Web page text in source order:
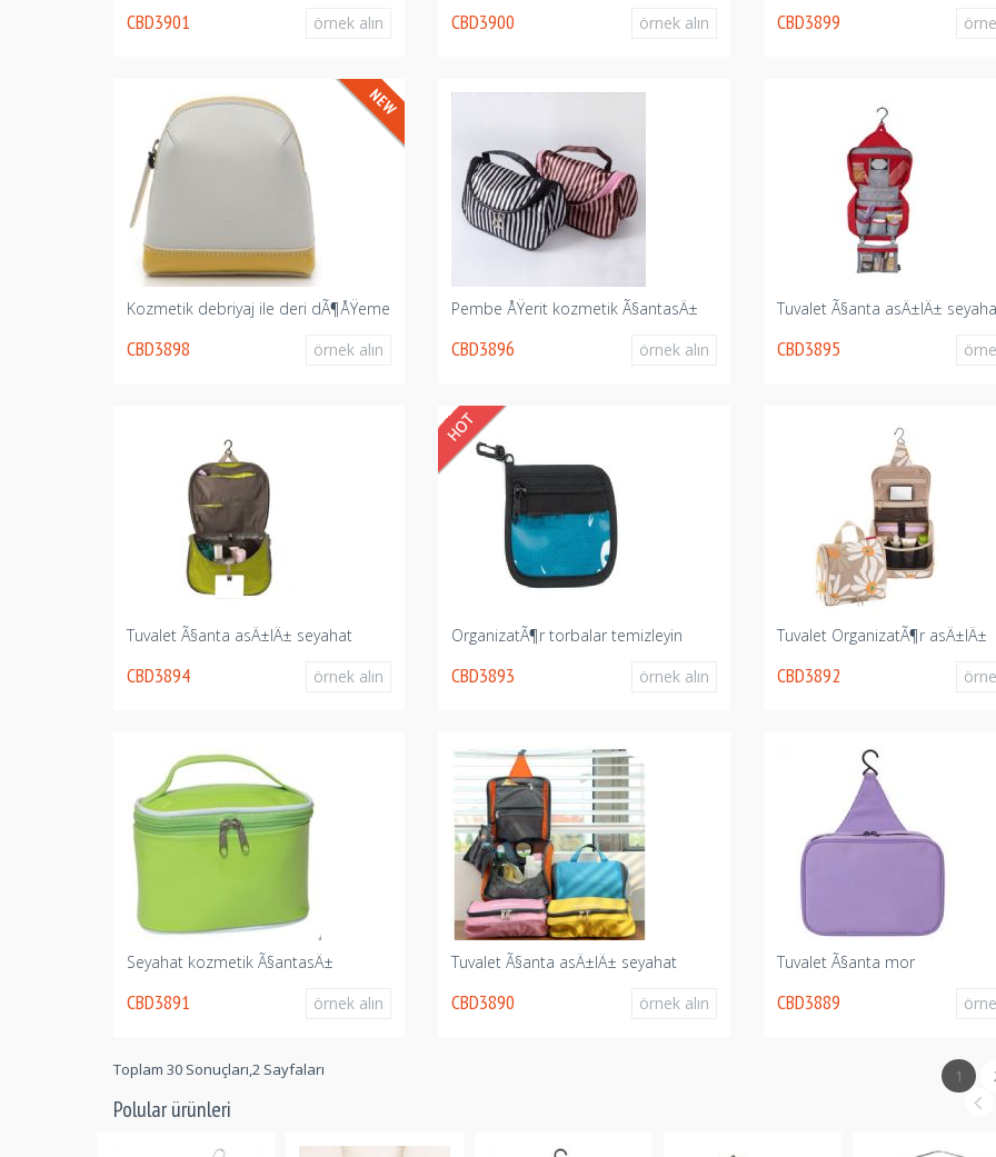
CBD3901 örnek alın CBD3900 örnek alın CBD3899
Kozmetik debriyaj ile deri dÃ¶ÅŸeme
CBD3898 örnek alın
Pembe ÅŸerit kozmetik Ã§antasÄ±
CBD3896 örnek alın
Tuvalet Ã§anta asÄ±lÄ±
CBD3895
Tuvalet Ã§anta asÄ±lÄ± seyahat
CBD3894 örnek alın
OrganizatÃ¶r torbalar temizleyin
CBD3893 örnek alın
Tuvalet OrganizatÃ¶r asÄ±lÄ±
CBD3892
Seyahat kozmetik Ã§antasÄ±
CBD3891 örnek alın
Tuvalet Ã§anta asÄ±lÄ± seyahat
CBD3890 örnek alın
Tuvalet Ã§anta mor
CBD3889
Toplam 30 Sonuçları,2 Sayfaları 1
Polular ürünleri